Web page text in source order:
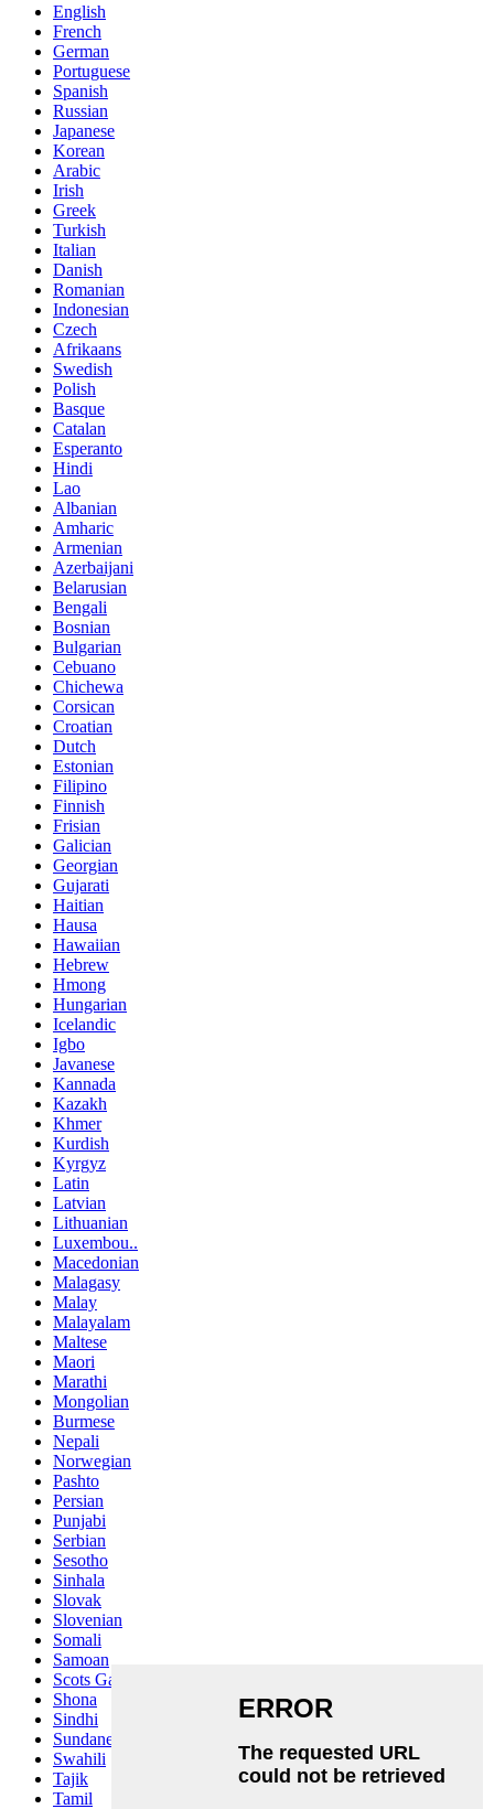
English
French
German
Portuguese
Spanish
Russian
Japanese
Korean
Arabic
Irish
Greek
Turkish
Italian
Danish
Romanian
Indonesian
Czech
Afrikaans
Swedish
Polish
Basque
Catalan
Esperanto
Hindi
Lao
Albanian
Amharic
Armenian
Azerbaijani
Belarusian
Bengali
Bosnian
Bulgarian
Cebuano
Chichewa
Corsican
Croatian
Dutch
Estonian
Filipino
Finnish
Frisian
Galician
Georgian
Gujarati
Haitian
Hausa
Hawaiian
Hebrew
Hmong
Hungarian
Icelandic
Igbo
Javanese
Kannada
Kazakh
Khmer
Kurdish
Kyrgyz
Latin
Latvian
Lithuanian
Luxembou..
Macedonian
Malagasy
Malay
Malayalam
Maltese
Maori
Marathi
Mongolian
Burmese
Nepali
Norwegian
Pashto
Persian
Punjabi
Serbian
Sesotho
Sinhala
Slovak
Slovenian
Somali
Samoan
Scots Gaelic
Shona
Sindhi
Sundanese
Swahili
Tajik
Tamil